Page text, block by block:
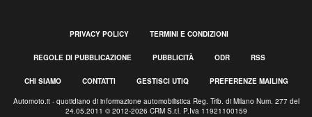
PRIVACY POLICY TERMINI E CONDIZIONI
REGOLE DI PUBBLICAZIONE PUBBLICITÀ ODR RSS
CHI SIAMO CONTATTI GESTISCI UTIQ PREFERENZE MAILING
Automoto.it - quotidiano di informazione automobilistica Reg. Trib. di Milano Num. 277 del
24.05.2011 © 2012-2026 CRM S.r.l. P.Iva 11921100159